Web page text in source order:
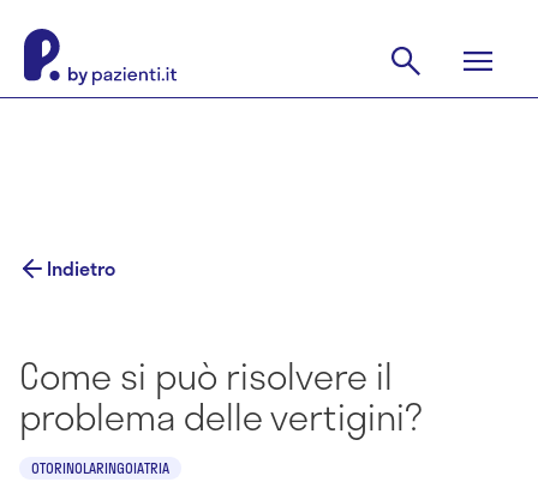
Indietro
Come si può risolvere il
problema delle vertigini?
OTORINOLARINGOIATRIA